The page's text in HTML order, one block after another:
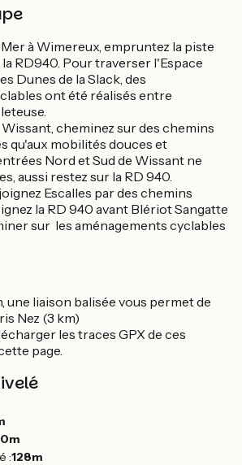
à Wimereux, empruntez la piste
la RD940. Pour traverser l'Espace
Dunes de la Slack, des
ont été réalisés entre
Wissant, cheminez sur des chemins
qu'aux mobilités douces et
Nord et Sud de Wissant ne
aussi restez sur la RD 940.
Escalles par des chemins
la RD 940 avant Blériot Sangatte
sur les aménagements cyclables
une liaison balisée vous permet de
Nez (3 km)
les traces GPX de ces
page.
0m
:128m